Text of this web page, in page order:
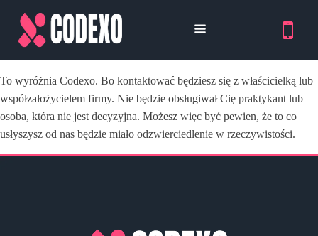
To wyróżnia Codexo. Bo kontaktować będziesz się z właścicielką lub
współzałożycielem firmy. Nie będzie obsługiwał Cię praktykant lub
osoba, która nie jest decyzyjna. Możesz więc być pewien, że to co
usłyszysz od nas będzie miało odzwierciedlenie w rzeczywistości.